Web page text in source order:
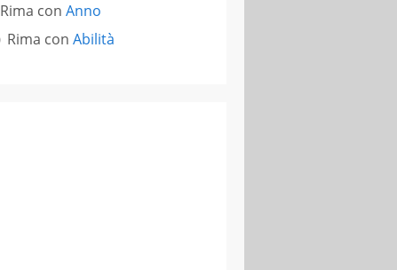
Rima con Anno
Rima con Abilità